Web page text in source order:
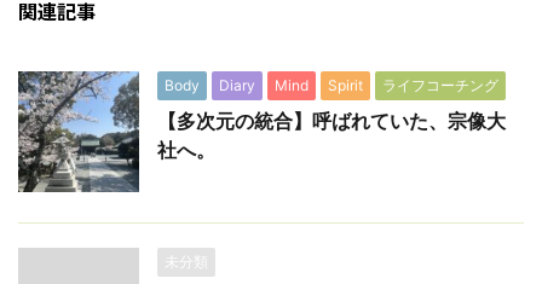
関連記事
Body Diary Mind Spirit ライフコーチング
【多次元の統合】呼ばれていた、宗像大
社へ。
未分類